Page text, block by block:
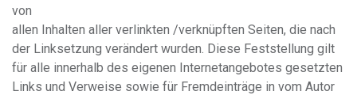
von
allen Inhalten aller verlinkten /verknüpften Seiten, die nach
der Linksetzung verändert wurden. Diese Feststellung gilt
für alle innerhalb des eigenen Internetangebotes gesetzten
Links und Verweise sowie für Fremdeinträge in vom Autor